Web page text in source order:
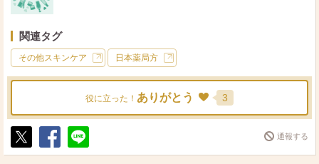
関連タグ
その他スキンケア 日本薬局方
役に立った！ ありがとう 3
ポ
シ
送
通報する